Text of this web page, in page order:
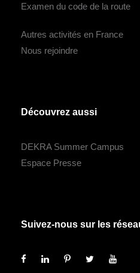
Examen du code de la route
Autres activités en France
Nous rejoindre
Découvrez aussi
DEKRA Summer Campus
Espace Presse
Suivez-nous sur les